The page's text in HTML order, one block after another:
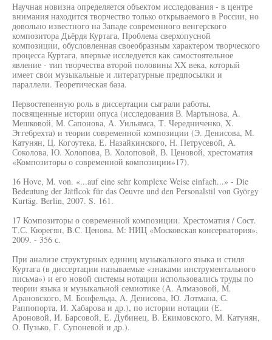
Научная новизна определяется объектом исследования - в центре
внимания находится творчество только открываемого в России, но
довольно известного на Западе современного венгерского
композитора Дьёрдя Куртага, Проблема сверхопусной
композиции, обусловленная своеобразным характером творческого
процесса Куртага, впервые исследуется как самостоятельное
явление - тип творчества второй половины XX века, который
имеет свои музыкальные и литературные предпосылки и
параллели. Теоретическая база.
Первостепенную роль в диссертации сыграли работы,
посвященные истории опуса (исследования В. Мартынова, А.
Мешковой, М. Сапонова, А. Уильямса, Т. Чередниченко, X.
Эггебрехта) и теории современной композиции (Э. Денисова, М.
Катунян, Ц. Когоутека, Е. Назайкинского, Н. Петрусевой, А.
Соколова, Ю. Холопова, В. Холоповой, В. Ценовой, хрестоматия
«Композиторы о современной композиции»17).
16 Hove, М. von. «...auf eine sehr komplexe Weise einfach...» - Die
Bedeutung der Jätflcok für das Oeuvre und den Personalstil von György
Kurtäg. Berlin, 2007. S. 161.
17 Композиторы о современной композиции. Хрестоматия / Сост.
Т.С. Кюрегян, B.C. Ценова. М: НИЦ «Московская консерватория»,
2009. - 356 с.
При анализе структурных единиц музыкального языка и стиля
Куртага (в диссертации называемые «знаками инструментального
письма») и его новой системы нотации использовались труды по
теории языка и музыкальной семиотике (А. Алмазовой, М.
Арановского, М. Бонфельда, А. Денисова, Ю. Лотмана, С.
Раппопорта, И. Хабарова и др.), по истории нотации (Е.
Ароновой, И. Барсовой, Е. Дубинец, В. Екимовского, М. Катунян,
О. Пузько, Г. Супоневой и др.).